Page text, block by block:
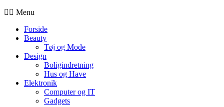
Menu
Forside
Beauty
Tøj og Mode
Design
Boligindretning
Hus og Have
Elektronik
Computer og IT
Gadgets